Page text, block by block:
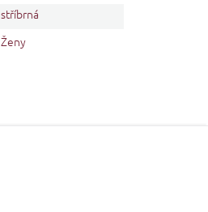
stříbrná
Ženy